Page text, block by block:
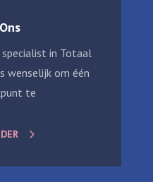
in Totaal
wenselijk om één
te